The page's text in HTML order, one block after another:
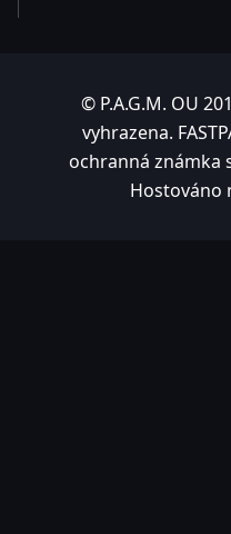
© P.A.G.M. OU
vyhrazena.
ochranná známka
Hostováno